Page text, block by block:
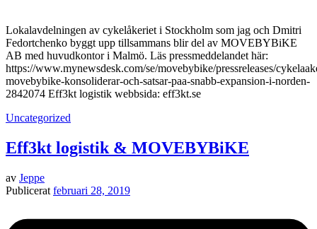
Lokalavdelningen av cykelåkeriet i Stockholm som jag och Dmitri
Fedortchenko byggt upp tillsammans blir del av MOVEBYBiKE
AB med huvudkontor i Malmö. Läs pressmeddelandet här:
https://www.mynewsdesk.com/se/movebybike/pressreleases/
movebybike-konsoliderar-och-satsar-paa-snabb-expansion-i-norden-
2842074 Eff3kt logistik webbsida: eff3kt.se
Uncategorized
Eff3kt logistik & MOVEBYBiKE
av Jeppe
Publicerat februari 28, 2019